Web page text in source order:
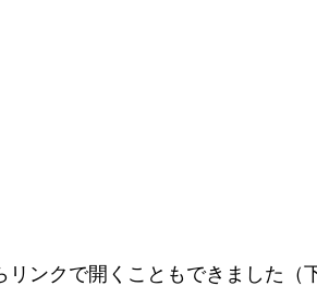
ンクで開くこともできました（